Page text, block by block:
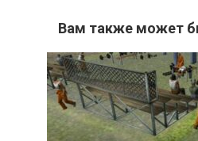
Вам также может